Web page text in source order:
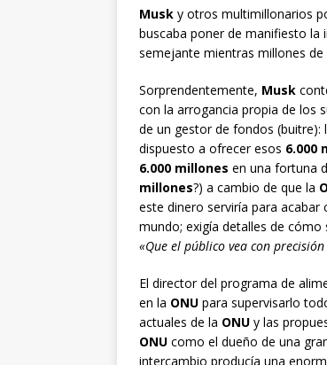
Musk y otros multimillonarios
buscaba poner de manifiesto la
semejante mientras millones
Sorprendentemente, Musk
con la arrogancia propia de los
de un gestor de fondos (buitre):
dispuesto a ofrecer esos 6.000
6.000 millones en una fortuna
millones?) a cambio de que la
este dinero serviría para acabar
mundo; exigía detalles de
«Que el público vea con
El director del programa de
en la ONU para supervisarlo
actuales de la ONU y las
ONU como el dueño de una
intercambio producía una